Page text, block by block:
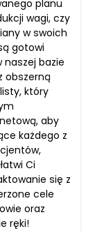
planu
wagi, czy
w swoich
gotowi
naszej bazie
obszerną
który
aby
każdego z
Ci
się z
cele
oraz
ręki!